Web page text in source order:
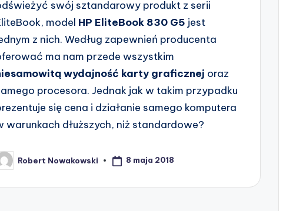
swój sztandarowy produkt z serii
model HP EliteBook 830 G5 jest
z nich. Według zapewnień producenta
ma nam przede wszystkim
wydajność karty graficznej oraz
procesora. Jednak jak w takim przypadku
się cena i działanie samego komputera
warunkach dłuższych, niż standardowe?
Robert Nowakowski 8 maja 2018